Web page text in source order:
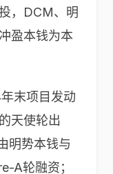
，DCM、明
盈本钱为本
末项目发动
天使轮出
明势本钱与
A轮融资；